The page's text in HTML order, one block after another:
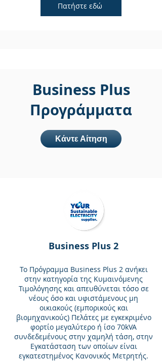
Πατήστε εδώ
Business Plus
Προγράμματα
Κάντε Αίτηση
Business Plus 2
Το Πρόγραμμα Business Plus 2 ανήκει
στην κατηγορία της Κυμαινόμενης
Τιμολόγησης και απευθύνεται τόσο σε
νέους όσο και υφιστάμενους μη
οικιακούς (εμπορικούς και
βιομηχανικούς) Πελάτες με εγκεκριμένο
φορτίο μεγαλύτερο ή ίσο 70kVA
συνδεδεμένους στην χαμηλή τάση, στην
Εγκατάσταση των οποίων είναι
εγκατεστημένος Κανονικός Μετρητής.